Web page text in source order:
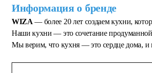
Информация о бренде
WIZA — более 20 лет создаем кухни,
Наши кухни — это сочетание
Мы верим, что кухня — это сердце дома, и